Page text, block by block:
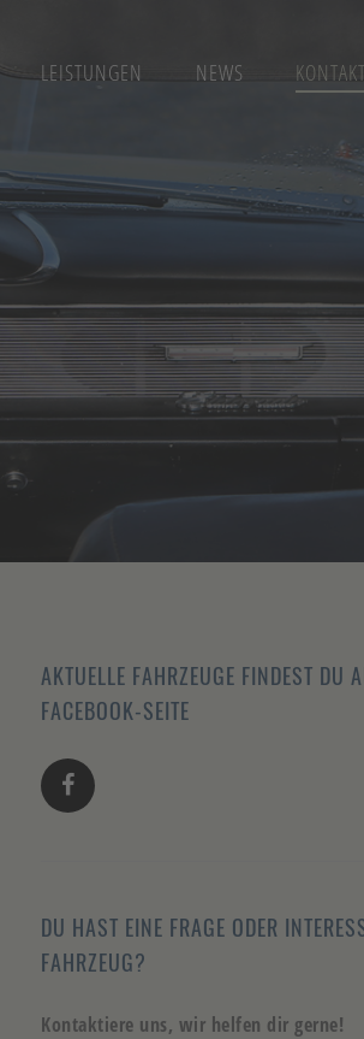
LEISTUNGEN NEWS KONTAKT
AKTUELLE FAHRZEUGE FINDEST DU
FACEBOOK-SEITE
DU HAST EINE FRAGE ODER
FAHRZEUG?
Kontaktiere uns, wir helfen dir gerne!